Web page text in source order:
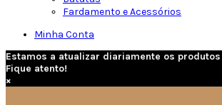
Fardamento e Acessórios
Minha Conta
Estamos a atualizar diariamente os
Fique atento!
×